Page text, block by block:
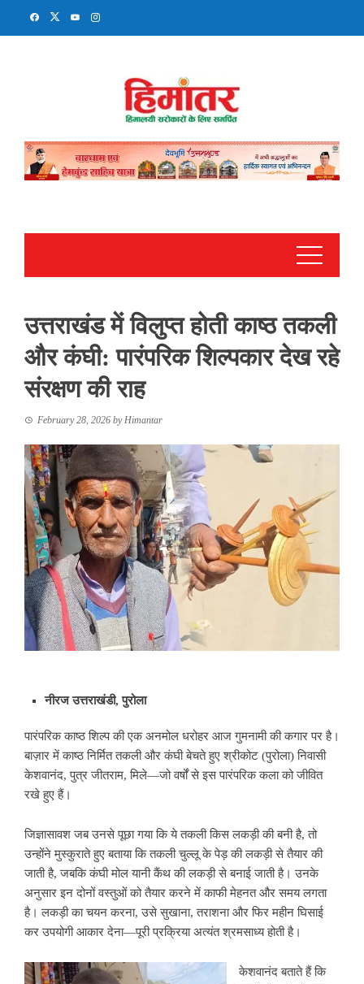
उत्तराखंड में विलुप्त होती काष्ठ तकली
और कंघी: पारंपरिक शिल्पकार देख रहे
संरक्षण की राह
February 28, 2026 byHimantar
नीरज उत्तराखंडी, पुरोला
पारंपरिक काष्ठ शिल्प की एक अनमोल धरोहर आज गुमनामी की कगार पर है।
बाज़ार में काष्ठ निर्मित तकली और कंघी बेचते हुए श्रीकोट (पुरोला) निवासी
केशवानंद, पुत्र जीतराम, मिले—जो वर्षों से इस पारंपरिक कला को जीवित
रखे हुए हैं।
जिज्ञासावश जब उनसे पूछा गया कि ये तकली किस लकड़ी की बनी है, तो
उन्होंने मुस्कुराते हुए बताया कि तकली चुल्लू के पेड़ की लकड़ी से तैयार की
जाती है, जबकि कंघी मोल यानी कैंथ की लकड़ी से बनाई जाती है। उनके
अनुसार इन दोनों वस्तुओं को तैयार करने में काफी मेहनत और समय लगता
है। लकड़ी का चयन करना, उसे सुखाना, तराशना और फिर महीन घिसाई
कर उपयोगी आकार देना—पूरी प्रक्रिया अत्यंत श्रमसाध्य होती है।
केशवानंद बताते हैं कि